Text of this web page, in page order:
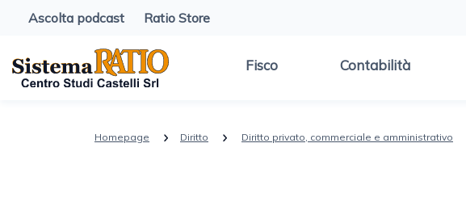
Ascolta podcast Ratio Store
Fisco Contabilità
Homepage Diritto Diritto privato, commerciale e amministrativo